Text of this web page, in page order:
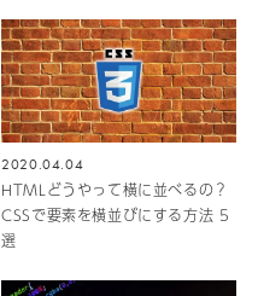
2020.04.04
HTMLどうやって横に並べるの？
CSSで要素を横並びにする方法 5
選